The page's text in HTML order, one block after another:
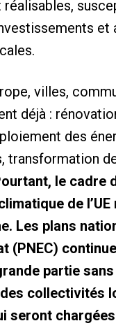
et
villes,
déjà :
des
transformation
le cadre
de l’UE
Les plans
(PNEC)
partie sans
collectivités
seront